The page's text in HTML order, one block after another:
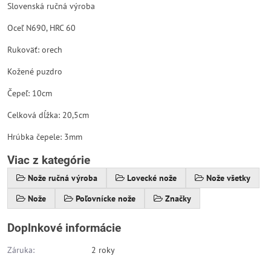
Slovenská ručná výroba
Oceľ N690, HRC 60
Rukoväť: orech
Kožené puzdro
Čepeľ: 10cm
Celková dĺžka: 20,5cm
Hrúbka čepele: 3mm
Viac z kategórie
Nože ručná výroba Lovecké nože
Nože všetky
Nože
Poľovnícke nože Značky
Doplnkové informácie
Záruka: 2 roky